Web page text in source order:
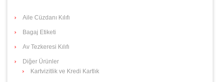
Aile Cüzdanı Kılıfı
Bagaj Etiketi
Av Tezkeresi Kılıfı
Diğer Ürünler
Kartvizitlik ve Kredi Kartlık